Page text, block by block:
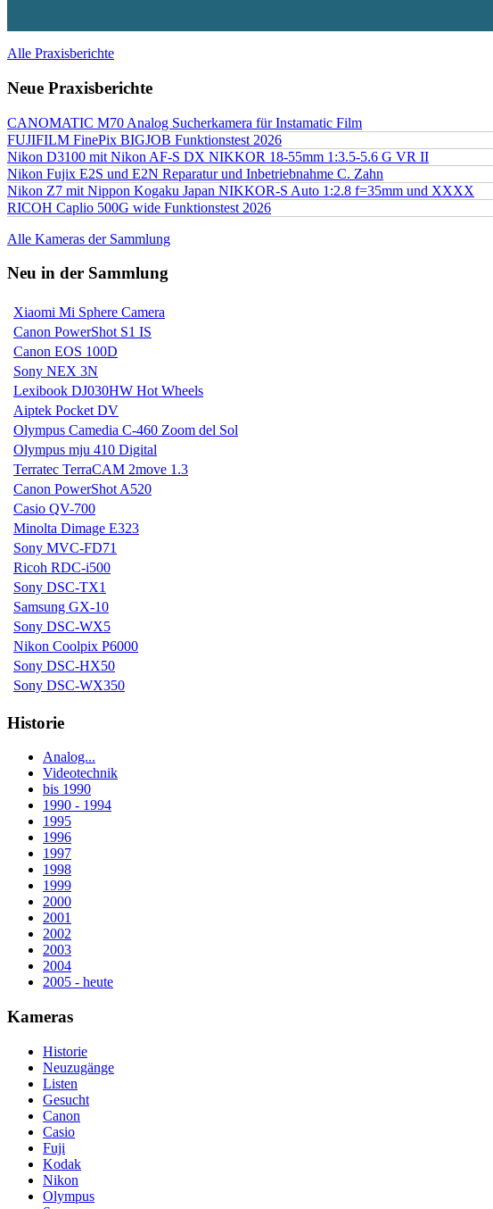
Alle Praxisberichte
Neue Praxisberichte
CANOMATIC M70 Analog Sucherkamera für Instamatic Film
FUJIFILM FinePix BIGJOB Funktionstest 2026
Nikon D3100 mit Nikon AF-S DX NIKKOR 18-55mm 1:3.5-5.6 G VR II
Nikon Fujix E2S und E2N Reparatur und Inbetriebnahme C. Zahn
Nikon Z7 mit Nippon Kogaku Japan NIKKOR-S Auto 1:2.8 f=35mm und XXXX
RICOH Caplio 500G wide Funktionstest 2026
Alle Kameras der Sammlung
Neu in der Sammlung
Xiaomi Mi Sphere Camera
Canon PowerShot S1 IS
Canon EOS 100D
Sony NEX 3N
Lexibook DJ030HW Hot Wheels
Aiptek Pocket DV
Olympus Camedia C-460 Zoom del Sol
Olympus mju 410 Digital
Terratec TerraCAM 2move 1.3
Canon PowerShot A520
Casio QV-700
Minolta Dimage E323
Sony MVC-FD71
Ricoh RDC-i500
Sony DSC-TX1
Samsung GX-10
Sony DSC-WX5
Nikon Coolpix P6000
Sony DSC-HX50
Sony DSC-WX350
Historie
Analog...
Videotechnik
bis 1990
1990 - 1994
1995
1996
1997
1998
1999
2000
2001
2002
2003
2004
2005 - heute
Kameras
Historie
Neuzugänge
Listen
Gesucht
Canon
Casio
Fuji
Kodak
Nikon
Olympus